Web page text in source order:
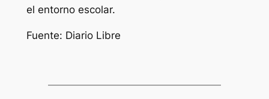
el entorno escolar.
Fuente: Diario Libre